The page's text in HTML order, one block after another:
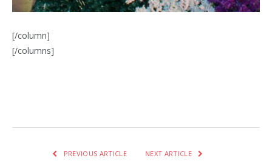
[/column]
[/columns]
PREVIOUS ARTICLE NEXT ARTICLE